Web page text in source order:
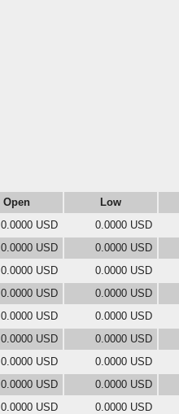
Open Low
0.0000 USD 0.0000 USD
0.0000 USD 0.0000 USD
0.0000 USD 0.0000 USD
0.0000 USD 0.0000 USD
0.0000 USD 0.0000 USD
0.0000 USD 0.0000 USD
0.0000 USD 0.0000 USD
0.0000 USD 0.0000 USD
0.0000 USD 0.0000 USD